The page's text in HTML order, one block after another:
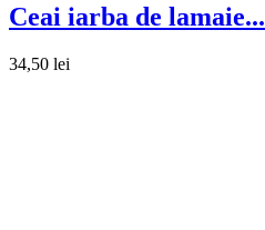
Ceai iarba de lamaie...
34,50 lei